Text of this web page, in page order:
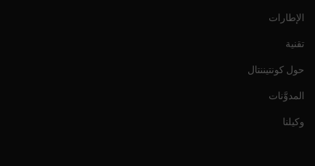
الإطارات
تقنية
حول كونتيننتال
المدوَّنات
وكيلنا